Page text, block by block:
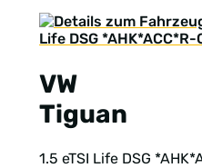
VW
Tiguan
1.5 eTSI Life DSG